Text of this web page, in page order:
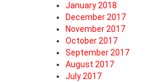
January 2018
December 2017
November 2017
October 2017
September 2017
August 2017
July 2017